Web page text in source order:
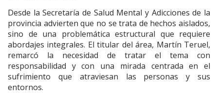
Desde la Secretaría de Salud Mental y Adicciones de la
provincia advierten que no se trata de hechos aislados,
sino de una problemática estructural que requiere
abordajes integrales. El titular del área, Martín Teruel,
remarcó la necesidad de tratar el tema con
responsabilidad y con una mirada centrada en el
sufrimiento que atraviesan las personas y sus
entornos.